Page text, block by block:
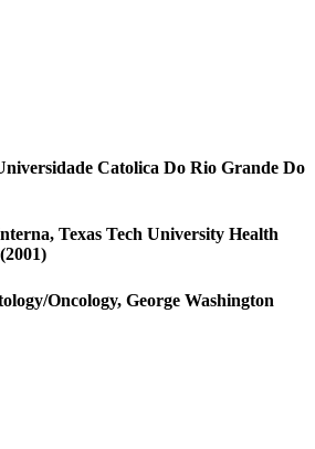
Catolica Do Rio Grande Do
Texas Tech University Health
(2001)
Oncology, George Washington